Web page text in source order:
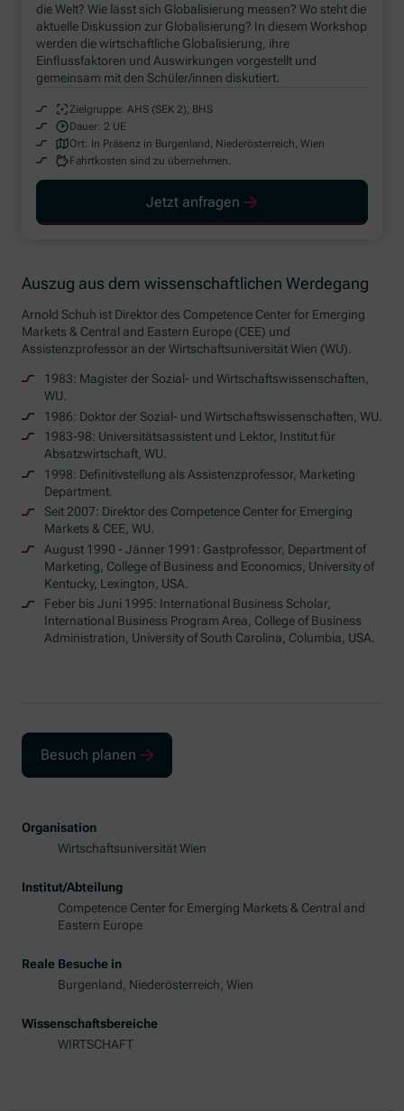
die Welt? Wie lässt sich Globalisierung messen? Wo steht die
aktuelle Diskussion zur Globalisierung? In diesemWorkshop
werden die wirtschaftliche Globalisierung, ihre
Einflussfaktoren und Auswirkungen vorgestellt und
gemeinsam mit den Schüler/innen diskutiert.
Zielgruppe: AHS (SEK 2), BHS
Dauer: 2 UE
Ort: In Präsenz in Burgenland, Niederösterreich, Wien
Fahrtkosten sind zu übernehmen.
Jetzt anfragen
Auszug aus dem wissenschaftlichen Werdegang
Arnold Schuh ist Direktor des Competence Center for Emerging
Markets & Central and Eastern Europe (CEE) und
Assistenzprofessor an der Wirtschaftsuniversität Wien (WU).
1983: Magister der Sozial- und Wirtschaftswissenschaften,
WU.
1986: Doktor der Sozial- und Wirtschaftswissenschaften, WU.
1983-98: Universitätsassistent und Lektor, Institut für
Absatzwirtschaft, WU.
1998: Definitivstellung als Assistenzprofessor, Marketing
Department.
Seit 2007: Direktor des Competence Center for Emerging
Markets & CEE, WU.
August 1990 - Jänner 1991: Gastprofessor, Department of
Marketing, College of Business and Economics, University of
Kentucky, Lexington, USA.
Feber bis Juni 1995: International Business Scholar,
International Business Program Area, College of Business
Administration, University of South Carolina, Columbia, USA.
Besuch planen
Organisation
Wirtschaftsuniversität Wien
Institut/Abteilung
Competence Center for Emerging Markets & Central and
Eastern Europe
Reale Besuche in
Burgenland, Niederösterreich, Wien
Wissenschaftsbereiche
WIRTSCHAFT